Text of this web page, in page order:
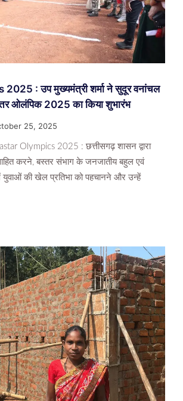
: उप मुख्यमंत्री शर्मा ने सुदूर वनांचल
ओलंपिक 2025 का किया शुभारंभ
25, 2025
Olympics 2025 : छत्तीसगढ़ शासन द्वारा
करने, बस्तर संभाग के जनजातीय बहुल एवं
युवाओं की खेल प्रतिभा को पहचानने और उन्हें